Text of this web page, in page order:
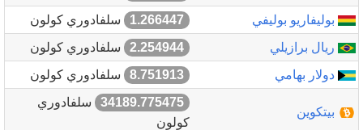
بوليفاريو بوليفي
1.266447
سلفادوري كولون
ريال برازيلي
2.254944
سلفادوري كولون
دولار بهامي
8.751913 سلفادوري كولون
بيتكوين
34189.775475
سلفادوري
كولون